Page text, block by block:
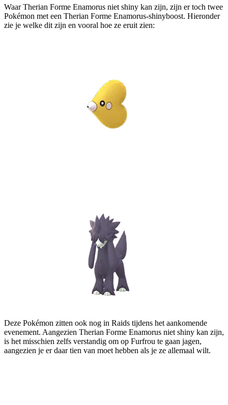
Waar Therian Forme Enamorus niet shiny kan zijn, zijn er toch twee
Pokémon met een Therian Forme Enamorus-shinyboost. Hieronder
zie je welke dit zijn en vooral hoe ze eruit zien:
Deze Pokémon zitten ook nog in Raids tijdens het aankomende
evenement. Aangezien Therian Forme Enamorus niet shiny kan zijn,
is het misschien zelfs verstandig om op Furfrou te gaan jagen,
aangezien je er daar tien van moet hebben als je ze allemaal wilt.